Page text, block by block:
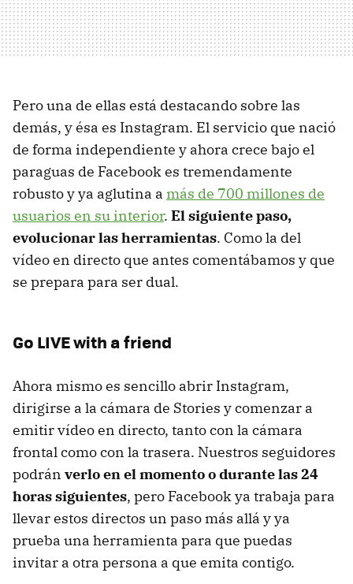
Pero una de ellas está destacando sobre las
demás, y ésa es Instagram. El servicio que nació
de forma independiente y ahora crece bajo el
paraguas de Facebook es tremendamente
robusto y ya aglutina a más de 700 millones de
usuarios en su interior. El siguiente paso,
evolucionar las herramientas. Como la del
vídeo en directo que antes comentábamos y que
se prepara para ser dual.
Go LIVE with a friend
Ahora mismo es sencillo abrir Instagram,
dirigirse a la cámara de Stories y comenzar a
emitir vídeo en directo, tanto con la cámara
frontal como con la trasera. Nuestros seguidores
podrán verlo en el momento o durante las 24
horas siguientes, pero Facebook ya trabaja para
llevar estos directos un paso más allá y ya
prueba una herramienta para que puedas
invitar a otra persona a que emita contigo.